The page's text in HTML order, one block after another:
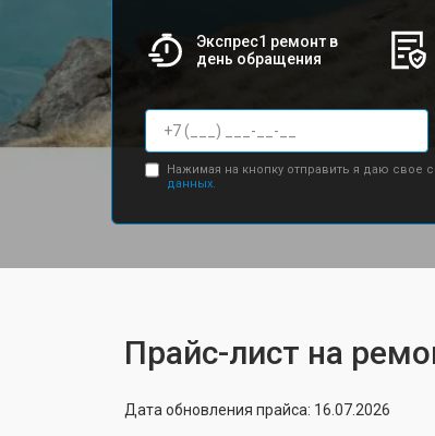
Экспрес1 ремонт в
день обращения
Нажимая на кнопку отправить я даю свое
данных.
Прайс-лист на
Дата обновления прайса: 16.07.2026